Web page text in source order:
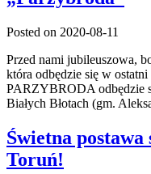
Posted on 2020-08-11
Przed nami jubileuszowa,
która odbędzie się w
PARZYBRODA odbędzie
Białych Błotach (gm.
Świetna
Toruń!